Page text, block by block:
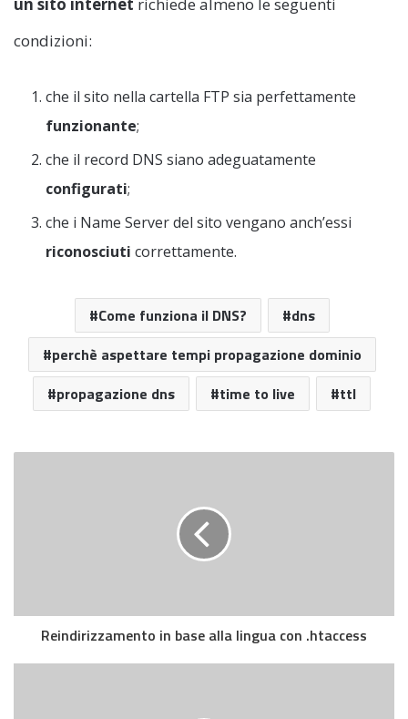
condizioni:
che il sito nella cartella FTP sia perfettamente
funzionante;
che il record DNS siano adeguatamente
configurati;
che i Name Server del sito vengano anch’essi
riconosciuti correttamente.
Come funziona il DNS?
dns
perchè aspettare tempi propagazione dominio
propagazione dns
time to live ttl
Reindirizzamento in base alla lingua con .htaccess